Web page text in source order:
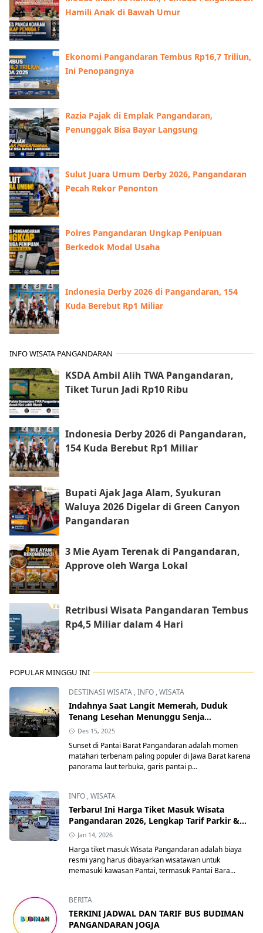
Hamili Anak di Bawah Umur
Ekonomi Pangandaran Tembus Rp16,7 Triliun,
Ini Penopangnya
Razia Pajak di Emplak Pangandaran,
Penunggak Bisa Bayar Langsung
Sulut Juara Umum Derby 2026, Pangandaran
Pecah Rekor Penonton
Polres Pangandaran Ungkap Penipuan
Berkedok Modal Usaha
Indonesia Derby 2026 di Pangandaran, 154
Kuda Berebut Rp1 Miliar
INFO WISATA PANGANDARAN
KSDA Ambil Alih TWA Pangandaran,
Tiket Turun Jadi Rp10 Ribu
Indonesia Derby 2026 di Pangandaran,
154 Kuda Berebut Rp1 Miliar
Bupati Ajak Jaga Alam, Syukuran
Waluya 2026 Digelar di Green Canyon
Pangandaran
3 Mie Ayam Terenak di Pangandaran,
Approve oleh Warga Lokal
Retribusi Wisata Pangandaran Tembus
Rp4,5 Miliar dalam 4 Hari
POPULAR MINGGU INI
DESTINASI WISATA ,INFO ,WISATA
Indahnya Saat Langit Memerah, Duduk
Tenang Lesehan Menunggu Senja
Pangandaran
Des 15, 2025
Sunset di Pantai Barat Pangandaran adalah momen
matahari terbenam paling populer di Jawa Barat karena
panorama laut terbuka, garis pantai p...
INFO ,WISATA
Terbaru! Ini Harga Tiket Masuk Wisata
Pangandaran 2026, Lengkap Tarif Parkir &
Retribusi Resmi
Jan 14, 2026
Harga tiket masuk Wisata Pangandaran adalah biaya
resmi yang harus dibayarkan wisatawan untuk
memasuki kawasan Pantai, termasuk Pantai Bara...
BERITA
TERKINI JADWAL DAN TARIF BUS BUDIMAN
PANGANDARAN JOGJA